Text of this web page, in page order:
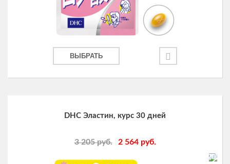
ВЫБРАТЬ
DHC Эластин, курс 30 дней
3 205руб. 2 564 руб.
-20%